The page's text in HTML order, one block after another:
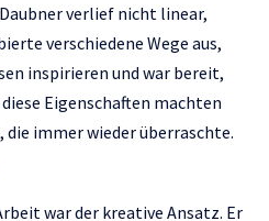
verlief nicht linear,
verschiedene Wege aus,
inspirieren und war bereit,
Eigenschaften machten
immer wieder überraschte.
war der kreative Ansatz. Er